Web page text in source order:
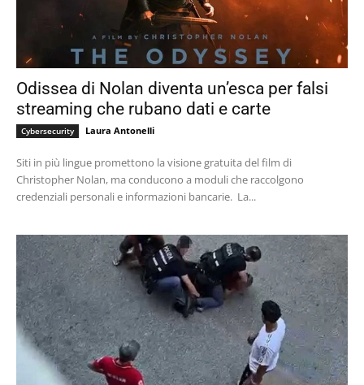
Odissea di Nolan diventa un’esca per falsi
streaming che rubano dati e carte
Cybersecurity Laura Antonelli
Siti in più lingue promettono la visione gratuita del film di
Christopher Nolan, ma conducono a moduli che raccolgono
credenziali personali e informazioni bancarie. La...